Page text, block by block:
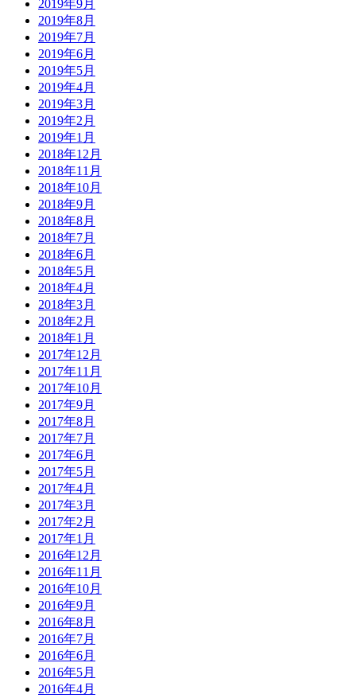
2019年9月
2019年8月
2019年7月
2019年6月
2019年5月
2019年4月
2019年3月
2019年2月
2019年1月
2018年12月
2018年11月
2018年10月
2018年9月
2018年8月
2018年7月
2018年6月
2018年5月
2018年4月
2018年3月
2018年2月
2018年1月
2017年12月
2017年11月
2017年10月
2017年9月
2017年8月
2017年7月
2017年6月
2017年5月
2017年4月
2017年3月
2017年2月
2017年1月
2016年12月
2016年11月
2016年10月
2016年9月
2016年8月
2016年7月
2016年6月
2016年5月
2016年4月